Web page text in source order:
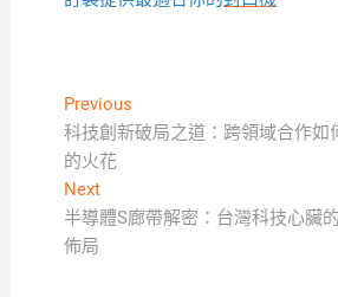
文
章
導
覽
PreviousPrevious
post:
科技創新破局之道：跨領域合作如
的火花
NextNext
post:
半導體S廊帶解密：台灣科技心臟
佈局